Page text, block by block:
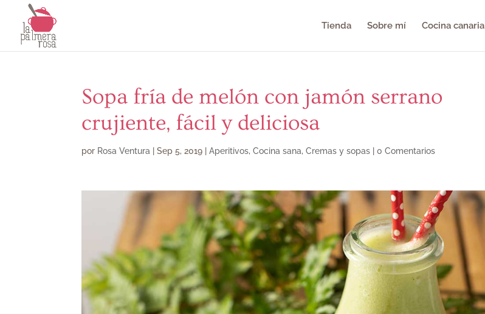
Tienda Sobre mí Cocina canaria
Sopa fría de melón con jamón serrano
crujiente, fácil y deliciosa
por Rosa Ventura |Sep 5, 2019 |Aperitivos,Cocina sana,Cremas y sopas |0 Comentarios